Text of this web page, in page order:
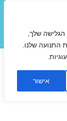
שלך,
התנועה שלנו.
אישור
תפריטים
ווידג'טים